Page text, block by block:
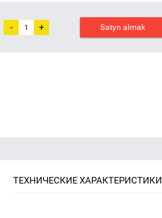
- + Satyn almak
ТЕХНИЧЕСКИЕ ХАРАКТЕРИСТИКИ